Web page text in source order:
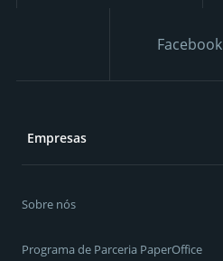
Facebook
Empresas
Sobre nós
Programa de Parceria PaperOffice